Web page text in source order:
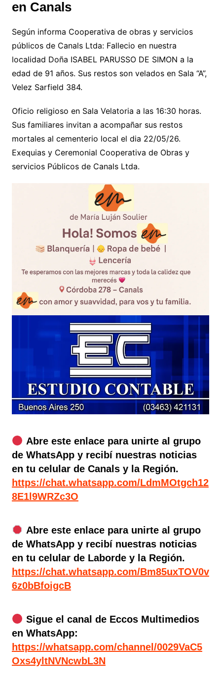
en Canals
Según informa Cooperativa de obras y servicios
públicos de Canals Ltda: Fallecio en nuestra
localidad Doña ISABEL PARUSSO DE SIMON a la
edad de 91 años. Sus restos son velados en Sala “A”,
Velez Sarfield 384.
Oficio religioso en Sala Velatoria a las 16:30 horas.
Sus familiares invitan a acompañar sus restos
mortales al cementerio local el dia 22/05/26.
Exequias y Ceremonial Cooperativa de Obras y
servicios Públicos de Canals Ltda.
Abre este enlace para unirte al grupo
de WhatsApp y recibí nuestras noticias
en tu celular de Canals y la Región.
https://chat.whatsapp.com/LdmMOtgch12
8E1l9WRZc3O
Abre este enlace para unirte al grupo
de WhatsApp y recibí nuestras noticias
en tu celular de Laborde y la Región.
https://chat.whatsapp.com/Bm85uxTOV0v
6z0bBfoigcB
Sigue el canal de Eccos Multimedios
en WhatsApp:
https://whatsapp.com/channel/0029VaC5
Oxs4yltNVNcwbL3N